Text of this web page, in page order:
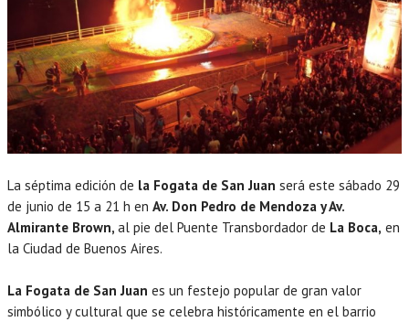
La séptima edición de la Fogata de San Juan será este sábado 29
de junio de 15 a 21 h en Av. Don Pedro de Mendoza y Av.
Almirante Brown, al pie del Puente Transbordador de La Boca, en
la Ciudad de Buenos Aires.
La Fogata de San Juan es un festejo popular de gran valor
simbólico y cultural que se celebra históricamente en el barrio